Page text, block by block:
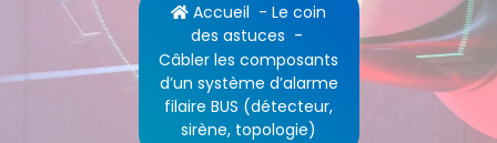
Accueil - Le coin
des astuces -
Câbler les composants
d’un système d’alarme
filaire BUS (détecteur,
sirène, topologie)